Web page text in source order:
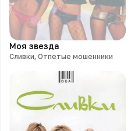
Моя звезда
Сливки, Отпетые мошенники